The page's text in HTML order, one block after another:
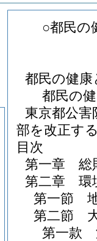
○都民の
都民の健
都民の
東京都公害
部を改正す
目次
第一章
総
第二章
環
第一節
第二節
第一款